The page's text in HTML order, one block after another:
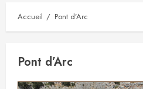
Accueil Pont d’Arc
Pont d’Arc